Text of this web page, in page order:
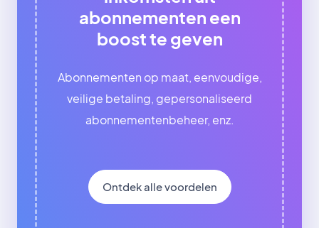
abonnementen een
boost te geven
Abonnementen op maat, eenvoudige,
veilige betaling, gepersonaliseerd
abonnementenbeheer, enz.
Ontdek alle voordelen